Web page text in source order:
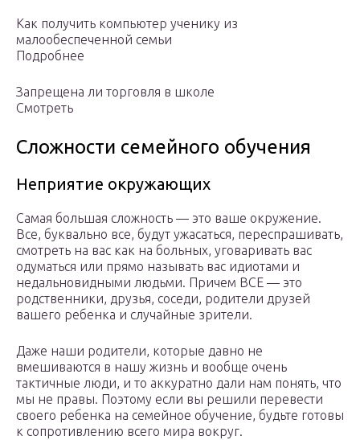
Как получить компьютер ученику из
малообеспеченной семьи
Подробнее
Запрещена ли торговля в школе
Смотреть
Сложности семейного обучения
Неприятие окружающих
Самая большая сложность — это ваше окружение.
Все, буквально все, будут ужасаться, переспрашивать,
смотреть на вас как на больных, уговаривать вас
одуматься или прямо называть вас идиотами и
недальновидными людьми. Причем ВСЕ — это
родственники, друзья, соседи, родители друзей
вашего ребенка и случайные зрители.
Даже наши родители, которые давно не
вмешиваются в нашу жизнь и вообще очень
тактичные люди, и то аккуратно дали нам понять, что
мы не правы. Поэтому если вы решили перевести
своего ребенка на семейное обучение, будьте готовы
к сопротивлению всего мира вокруг.